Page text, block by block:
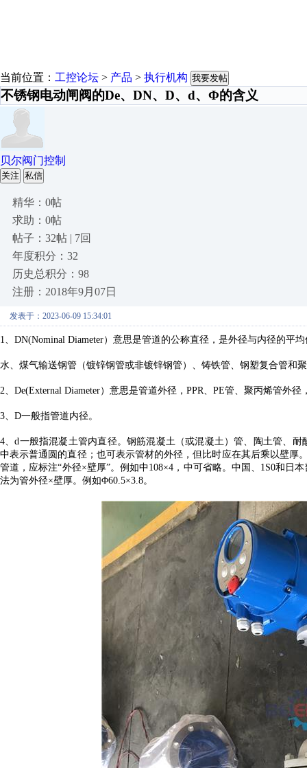
当前位置： 工控论坛 > 产品 > 执行机构 我要发帖
不锈钢电动闸阀的De、DN、D、d、Φ的含义
贝尔阀门控制
关注 私信
精华：0帖
求助：0帖
帖子：32帖 | 7回
年度积分：32
历史总积分：98
注册：2018年9月07日
发表于：2023-06-09 15:34:01
1、DN(Nominal Diameter）意思是管道的公称直径，是外径与内径的平
水、煤气输送钢管（镀锌钢管或非镀锌钢管）、铸铁管、钢塑复合管和
2、De(External Diameter）意思是管道外径，PPR、PE管、聚丙烯管外
3、D一般指管道内径。
4、d一般指混凝土管内直径。钢筋混凝土（或混凝土）管、陶土管、
中表示普通圆的直径；也可表示管材的外径，但比时应在其后乘以壁厚
管道，应标注“外径×壁厚”。例如中108×4，中可省略。中国、1S0和
法为管外径×壁厚。例如Φ60.5×3.8。